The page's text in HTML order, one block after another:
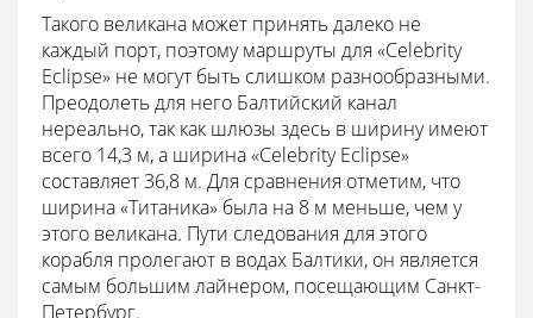
Такого великана может принять далеко не
каждый порт, поэтому маршруты для «Celebrity
Eclipse» не могут быть слишком разнообразными.
Преодолеть для него Балтийский канал
нереально, так как шлюзы здесь в ширину имеют
всего 14,3 м, а ширина «Celebrity Eclipse»
составляет 36,8 м. Для сравнения отметим, что
ширина «Титаника» была на 8 м меньше, чем у
этого великана. Пути следования для этого
корабля пролегают в водах Балтики, он является
самым большим лайнером, посещающим Санкт-
Петербург.